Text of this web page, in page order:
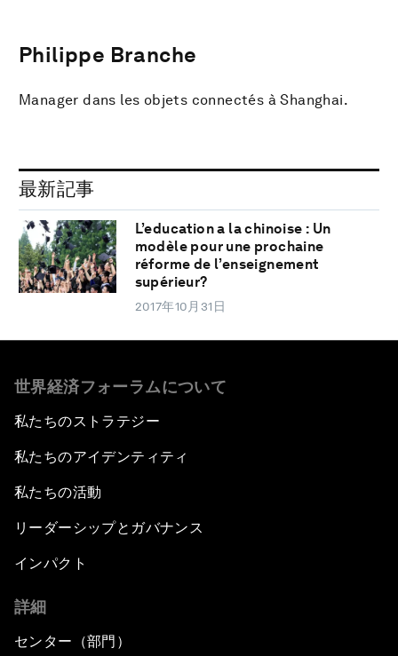
Philippe Branche
Manager dans les objets connectés à Shanghai.
最新記事
L’education a la chinoise : Un
modèle pour une prochaine
réforme de l’enseignement
supérieur?
2017年10月31日
世界経済フォーラムについて
私たちのストラテジー
私たちのアイデンティティ
私たちの活動
リーダーシップとガバナンス
インパクト
詳細
センター（部門）